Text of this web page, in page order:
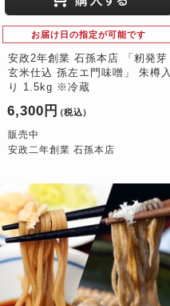
お届け日の指定が可能です
安政2年創業 石孫本店 「籾発芽
玄米仕込 孫左エ門味噌」 朱樽入
り 1.5kg ※冷蔵
6,300円 （税込）
販売中
安政二年創業 石孫本店